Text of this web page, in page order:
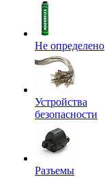
Не определено
Устройства
безопасности
Разъемы